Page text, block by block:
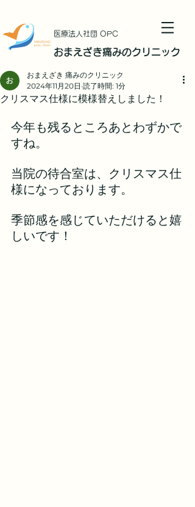
​医療法人社団 OPC
おまえざき痛みのクリニック
クリスマス仕様に模様替えしました！
おまえざき 痛みのクリニック
2024年11月20日 読了時間: 1分
今年も残るところあとわずかで
すね。
当院の待合室は、クリスマス仕
様になっております。
季節感を感じていただけると嬉
しいです！